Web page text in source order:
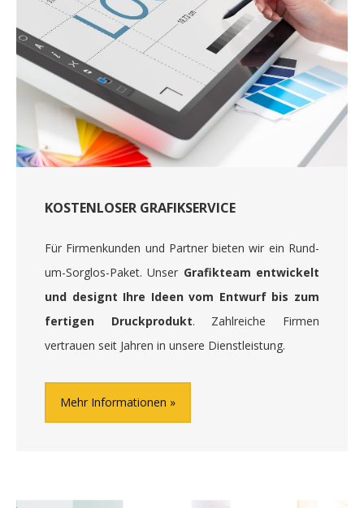
KOSTENLOSER GRAFIKSERVICE
Für Firmenkunden und Partner bieten wir ein Rund-
um-Sorglos-Paket. Unser Grafikteam entwickelt
und designt Ihre Ideen vom Entwurf bis zum
fertigen Druckprodukt. Zahlreiche Firmen
vertrauen seit Jahren in unsere Dienstleistung.
Mehr Informationen